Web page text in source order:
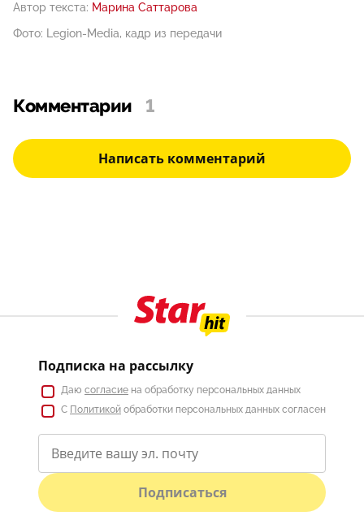
Автор текста: Марина Саттарова
Фото: Legion-Media, кадр из передачи
Комментарии 1
Написать комментарий
Подписка на рассылку
Даю согласие на обработку персональных данных
С Политикой обработки персональных данных согласен
Подписаться